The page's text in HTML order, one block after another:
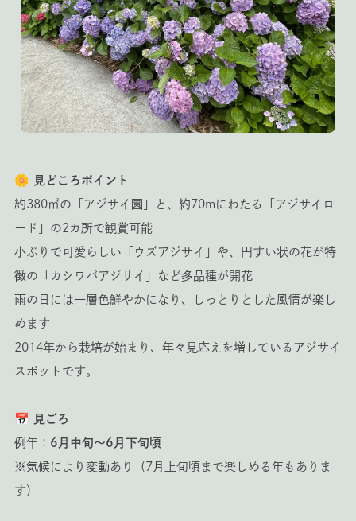
🌼 見どころポイント
約380㎡の「アジサイ園」と、約70mにわたる「アジサイロ
ード」の2カ所で観賞可能
小ぶりで可愛らしい「ウズアジサイ」や、円すい状の花が特
徴の「カシワバアジサイ」など多品種が開花
雨の日には一層色鮮やかになり、しっとりとした風情が楽し
めます
2014年から栽培が始まり、年々見応えを増しているアジサイ
スポットです。
📅 見ごろ
例年： 6月中旬～6月下旬頃
※気候により変動あり（7月上旬頃まで楽しめる年もありま
す）